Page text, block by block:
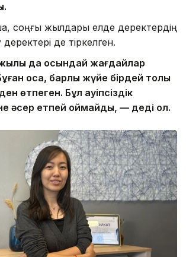
соңғы жылдары елде деректердің
де тіркелген.
да осындай жағдайлар
қоса, барлық жүйе бірдей толық
өтпеген. Бұл қауіпсіздік
әсер етпей қоймайды, — деді ол.